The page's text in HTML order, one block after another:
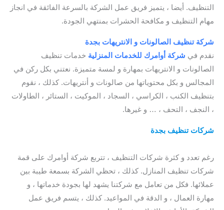
التنظيف. أيضا ، يتميز فريق عمل الشركة بالسرعة الفائقة في انجاز
مهام التنظيف و مكافحة الحشرات بمنتهي الجودة.
شركة تنظيف الصالونات و الانتريهات بجدة
نقدم في شركة أوامرك للخدمات المنزلية خدمات تنظيف
الصالونات و الانتريهات بمهارة و لمسة متميزة. نعتني بكل ركن في
المجالس و بكل محتوياتها من صالونات و أنتريهات. كذلك ، نقوم
بتنظيف الكنب ، الكراسي ، السجاد ، الموكيت ، الستائر ، الطاولات
، النجف ، التحف ، … و غيرها.
شركات تنظيف بجدة
رغم تعدد و كثرة شركات التنظيف ، تتربع شركة أوامرك على قمة
شركات تنظيف المنازل. كذلك ، تحظي الشركة بسمعة طيبة بين
عملائها. فكل من تعامل مع شركتنا يشهد لها بجودة خدماتها ، و
مهارة العمال ، و الدقة في المواعيد. كذلك ، يتسم فريق عمل